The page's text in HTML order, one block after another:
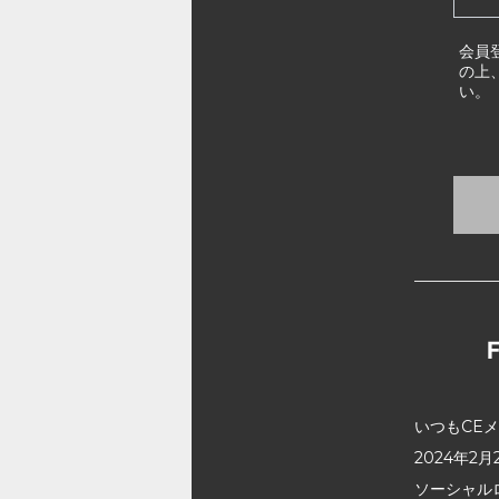
会員
の上
い。
いつもCE
2024年2月
ソーシャ